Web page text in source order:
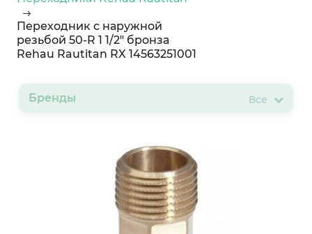
Переходник с наружной
резьбой 50-R 1 1/2" бронза
Rehau Rautitan RX 14563251001
Бренды Все